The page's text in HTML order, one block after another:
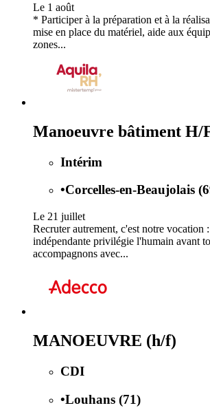
Le 1 août
* Participer à la préparation et à la
mise en place du matériel, aide aux
zones...
Manoeuvre bâtiment H/
Intérim
•Corcelles-en-Beaujolais
Le 21 juillet
Recruter autrement, c'est notre vocation
indépendante privilégie l'humain avant
accompagnons avec...
MANOEUVRE (h/f)
CDI
•Louhans (71)